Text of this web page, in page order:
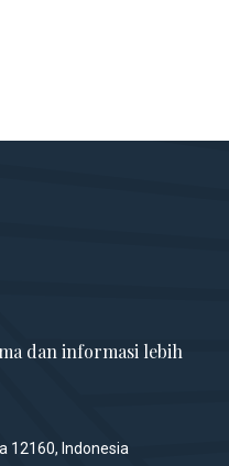
dan informasi lebih
12160, Indonesia